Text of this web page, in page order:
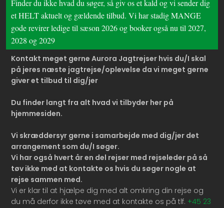
Finder du ikke hvad du søger, så giv os et kald og vi sender dig
et HELT aktuelt og gældende tilbud. Vi har stadig MANGE
gode revirer ledige til sæson 2026 og booker også nu til 2027,
2028 og 2029
Kontakt meget gerne Aurora Jagtrejser hvis du/I skal
på jeres næste jagtrejse/oplevelse da vi meget gerne
giver et tilbud til dig/jer
Du finder langt fra alt hvad vi tilbyder her på
hjemmesiden.
Vi skræddersyr gerne i samarbejde med dig/jer det
arrangement som du/I søger.
Vi har også hvert år en del rejser med rejseleder på så
tøv ikke med at kontakte os hvis du søger nogle at
rejse sammen med.
Vi er klar til at hjælpe dig med alt omkring din rejse og
du må derfor ikke tøve med at kontakte os på tlf. +45 23